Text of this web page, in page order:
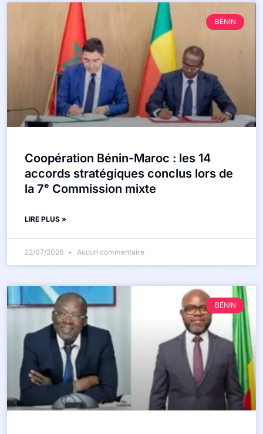
BÉNIN
Coopération Bénin-Maroc : les 14
accords stratégiques conclus lors de
la 7ᵉ Commission mixte
LIRE PLUS »
22/07/2026 Aucun commentaire
BÉNIN